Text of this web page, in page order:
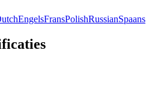
EngelsFransPolishRussianSpaans